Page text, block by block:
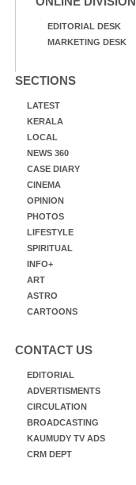
EDITORIAL DESK
MARKETING DESK
SECTIONS
LATEST
KERALA
LOCAL
NEWS 360
CASE DIARY
CINEMA
OPINION
PHOTOS
LIFESTYLE
SPIRITUAL
INFO+
ART
ASTRO
CARTOONS
CONTACT US
EDITORIAL
ADVERTISMENTS
CIRCULATION
BROADCASTING
KAUMUDY TV ADS
CRM DEPT